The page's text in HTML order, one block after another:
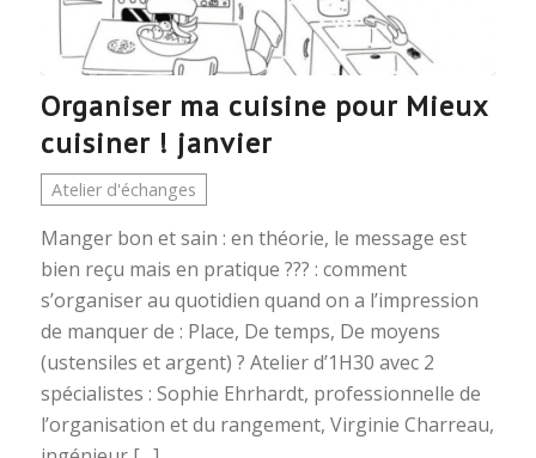
Organiser ma cuisine pour Mieux
cuisiner ! janvier
Atelier d'échanges
Manger bon et sain : en théorie, le message est
bien reçu mais en pratique ??? : comment
s’organiser au quotidien quand on a l’impression
de manquer de : Place, De temps, De moyens
(ustensiles et argent) ? Atelier d’1H30 avec 2
spécialistes : Sophie Ehrhardt, professionnelle de
l’organisation et du rangement, Virginie Charreau,